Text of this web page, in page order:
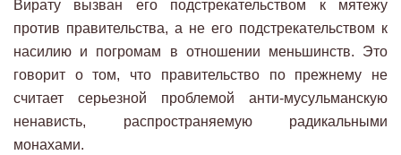
Вирату вызван его подстрекательством к мятежу
против правительства, а не его подстрекательством к
насилию и погромам в отношении меньшинств. Это
говорит о том, что правительство по прежнему не
считает серьезной проблемой анти-мусульманскую
ненависть, распространяемую радикальными
монахами.